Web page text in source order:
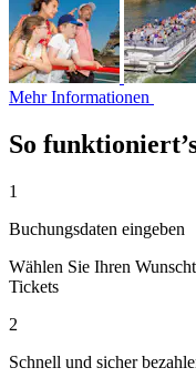
Mehr Informationen
So
1
Buchungsdaten eingeben
Wählen Sie Ihren
Tickets
2
Schnell und sicher